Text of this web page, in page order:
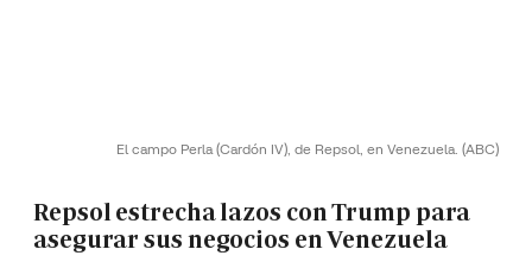
El campo Perla (Cardón IV), de Repsol, en Venezuela. (ABC)
Repsol estrecha lazos con Trump para
asegurar sus negocios en Venezuela